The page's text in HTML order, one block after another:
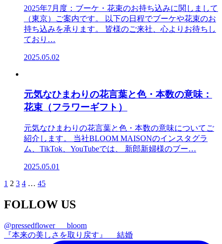
2025年7月度：ブーケ・花束のお持ち込みに関しまして
（東京）ご案内です。 以下の日程でブーケや花束のお
持ち込みを承ります。 皆様のご来社、心よりお待ちし
ており…
2025.05.02
元気なひまわりの花言葉と色・本数の意味：
花束（フラワーギフト）
元気なひまわりの花言葉と色・本数の意味についてご
紹介します。 当社BLOOM MAISONのインスタグラ
ム、TikTok、YouTubeでは、 新郎新婦様のブー…
2025.05.01
1 2 3 4 … 45
FOLLOW US
@pressedflower___bloom
『本来の美しさを取り戻す』 結婚